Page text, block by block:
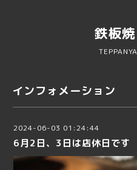
鉄板
インフォメーション
2024-06-03 01:24:44
6月2日、3日は店休日です